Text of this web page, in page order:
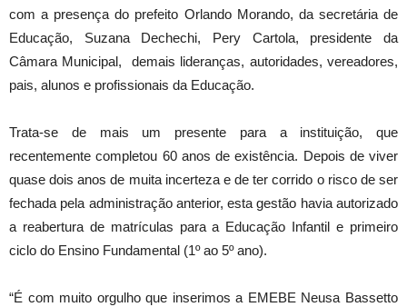
com a presença do prefeito Orlando Morando, da secretária de
Educação, Suzana Dechechi, Pery Cartola, presidente da
Câmara Municipal, demais lideranças, autoridades, vereadores,
pais, alunos e profissionais da Educação.
Trata-se de mais um presente para a instituição, que
recentemente completou 60 anos de existência. Depois de viver
quase dois anos de muita incerteza e de ter corrido o risco de ser
fechada pela administração anterior, esta gestão havia autorizado
a reabertura de matrículas para a Educação Infantil e primeiro
ciclo do Ensino Fundamental (1º ao 5º ano).
“É com muito orgulho que inserimos a EMEBE Neusa Bassetto